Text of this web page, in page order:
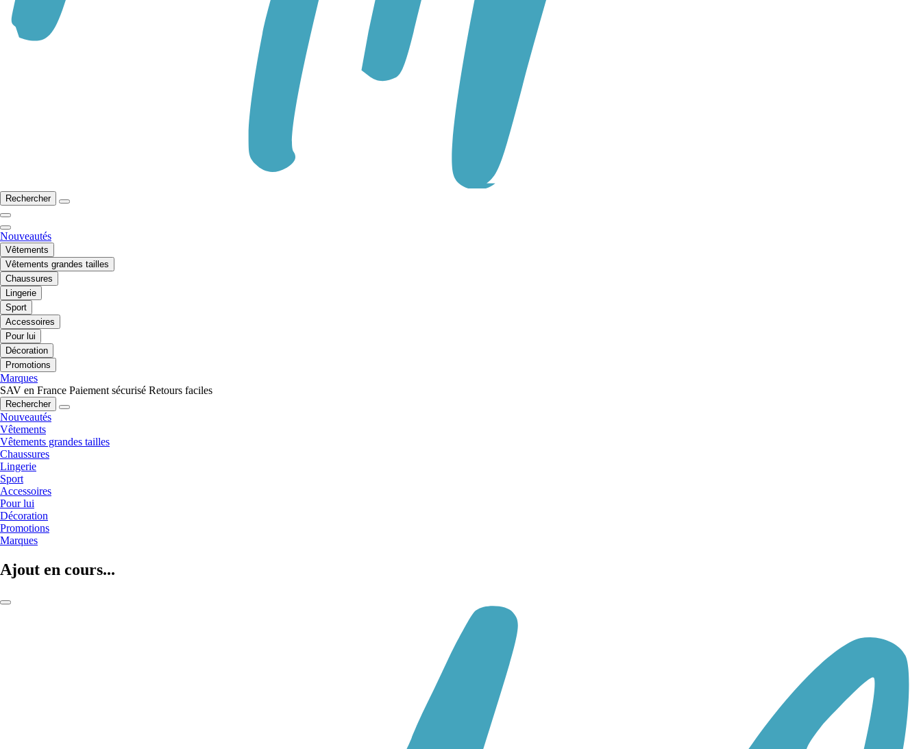
Rechercher
Nouveautés
Vêtements
Vêtements grandes tailles
Chaussures
Lingerie
Sport
Accessoires
Pour lui
Décoration
Promotions
Marques
SAV en France Paiement sécurisé Retours faciles
Rechercher
Nouveautés
Vêtements
Vêtements grandes tailles
Chaussures
Lingerie
Sport
Accessoires
Pour lui
Décoration
Promotions
Marques
Ajout en cours...